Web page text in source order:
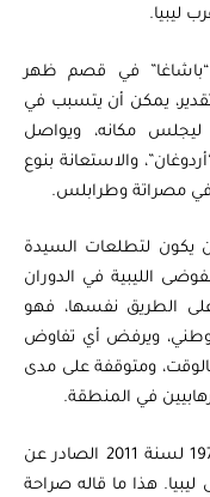
ليبيا.
في قصم ظهر
تقدير، يمكن أن يتسبب في
مكانه، ويواصل
والاستعانة بنوع
في مصراتة وطرابلس.
يكون لتطلعات السيدة
الليبية في الدوران
الطريق نفسها، فهو
ويرفض أي تفاوض
ومتوقفة على مدى
في المنطقة.
لقد رفض الرئيس التركي الامتثال للقرار 1970 لسنة 2011 الصادر عن
هذا ما قاله صراحة